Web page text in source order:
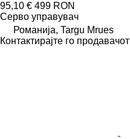
95,10 € 499 RON
Серво управувач
Романија, Targu Mrues
Контактирајте го продавачот